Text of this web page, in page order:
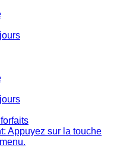
Appuyez sur la touche